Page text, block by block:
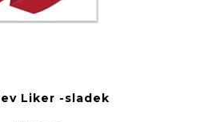
Liker -sladek